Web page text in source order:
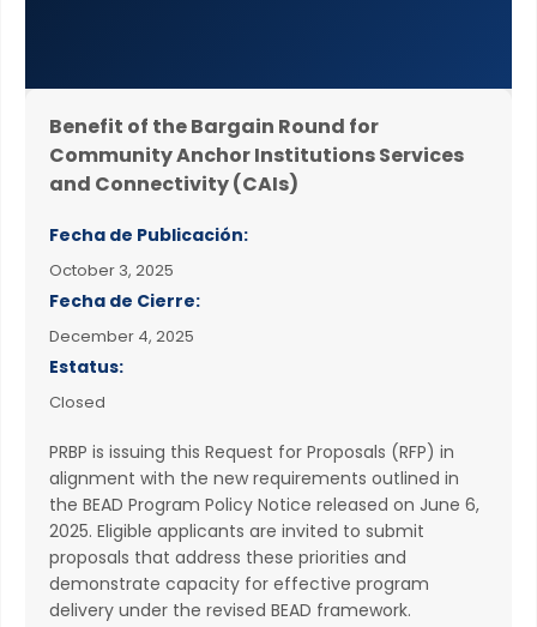
Benefit of the Bargain Round for
Community Anchor Institutions Services
and Connectivity (CAIs)
Fecha de Publicación:
October 3, 2025
Fecha de Cierre:
December 4, 2025
Estatus:
Closed
PRBP is issuing this Request for Proposals (RFP) in
alignment with the new requirements outlined in
the BEAD Program Policy Notice released on June 6,
2025. Eligible applicants are invited to submit
proposals that address these priorities and
demonstrate capacity for effective program
delivery under the revised BEAD framework.